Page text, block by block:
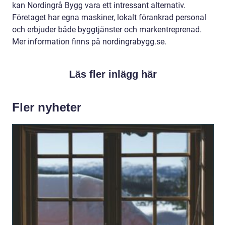
kan Nordingrå Bygg vara ett intressant alternativ.
Företaget har egna maskiner, lokalt förankrad personal
och erbjuder både byggtjänster och markentreprenad.
Mer information finns på nordingrabygg.se.
Läs fler inlägg här
Fler nyheter